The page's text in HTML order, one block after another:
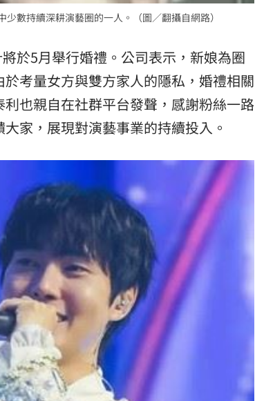
數持續深耕演藝圈的一人。（圖／翻攝自網路）
於5月舉行婚禮。公司表示，新娘為圈
考量女方與雙方家人的隱私，婚禮相關
也親自在社群平台發聲，感謝粉絲一路
家，展現對演藝事業的持續投入。